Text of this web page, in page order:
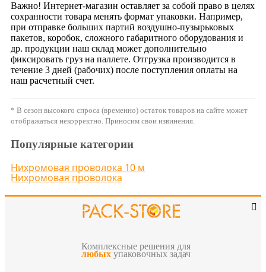
Важно! Интернет-магазин оставляет за собой право в целях
сохранности товара менять формат упаковки. Например,
при отправке больших партий воздушно-пузырьковых
пакетов, коробок, сложного габаритного оборудования и
др. продукции наш склад может дополнительно
фиксировать груз на паллете. Отгрузка производится в
течение 3 дней (рабочих) после поступления оплаты на
наш расчетный счет.
* В сезон высокого спроса (временно) остаток товаров на сайте может
отображаться некорректно. Приносим свои извинения.
Популярные категории
Нихромовая проволока 10 м
Нихромовая проволока
Комплексные решения для
любых упаковочных задач